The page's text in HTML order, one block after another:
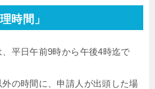
時間」
平日午前9時から午後4時迄で
の時間に、申請人が出頭した場